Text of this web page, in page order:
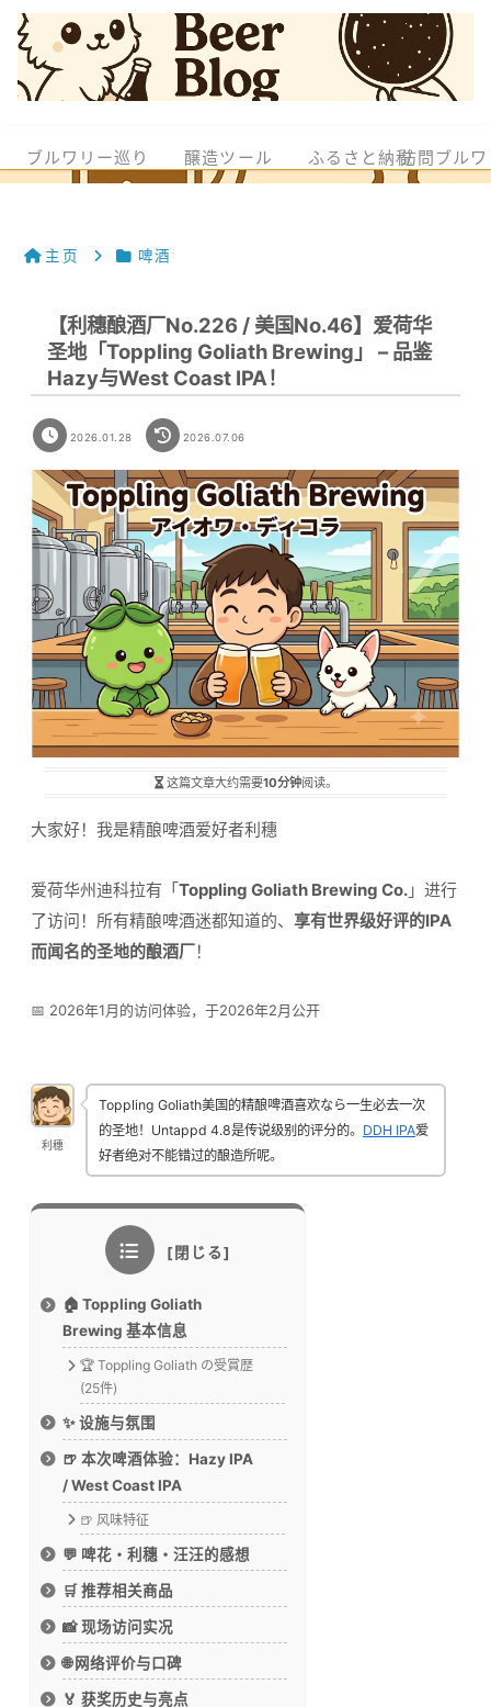
ブルワリー巡り 醸造ツール ふるさと納税訪問ブル
主页 啤酒
【利穗酿酒厂No.226 / 美国No.46】爱荷华
圣地「Toppling Goliath Brewing」 – 品鉴
Hazy与West Coast IPA！
2026.01.28 2026.07.06
这篇文章大约需要10分钟阅读。
大家好！我是精酿啤酒爱好者利穗
爱荷华州迪科拉有「 Toppling Goliath Brewing Co. 」进行
了访问！所有精酿啤酒迷都知道的、 享有世界级好评的IPA
而闻名的圣地的酿酒厂！
📅 2026年1月的访问体验，于2026年2月公开
利穗
Toppling Goliath美国的精酿啤酒喜欢なら一生必去一次
的圣地！Untappd 4.8是传说级别的评分的。 DDH IPA爱
好者绝对不能错过的酿造所呢。
🏠 Toppling Goliath
Brewing 基本信息
🏆 Toppling Goliath の受賞歴
(25件)
✨ 设施与氛围
🍺 本次啤酒体验：Hazy IPA
/ West Coast IPA
🍺 风味特征
💬 啤花・利穗・汪汪的感想
🛒 推荐相关商品
📸 现场访问实况
🌐 网络评价与口碑
🏅 获奖历史与亮点